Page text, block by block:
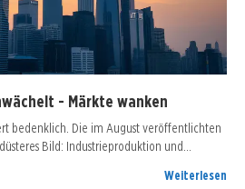
- Märkte wanken
bedenklich. Die im August veröffentlichten
Bild: Industrieproduktion und…
Weiterlesen